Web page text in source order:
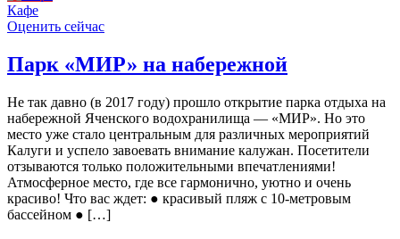
Кафе
Оценить сейчас
Парк «МИР» на набережной
Не так давно (в 2017 году) прошло открытие парка отдыха на
набережной Яченского водохранилища — «МИР». Но это
место уже стало центральным для различных мероприятий
Калуги и успело завоевать внимание калужан. Посетители
отзываются только положительными впечатлениями!
Атмосферное место, где все гармонично, уютно и очень
красиво! Что вас ждет: ● красивый пляж с 10-метровым
бассейном ● […]